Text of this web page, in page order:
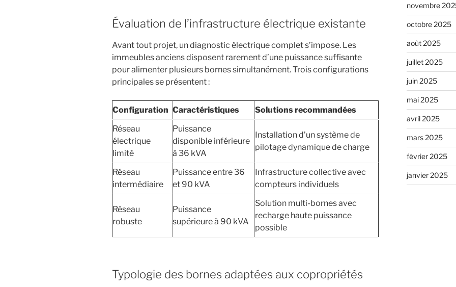
Évaluation de l’infrastructure électrique existante
Avant tout projet, un diagnostic électrique complet s’impose. Les
immeubles anciens disposent rarement d’une puissance suffisante
pour alimenter plusieurs bornes simultanément. Trois configurations
principales se présentent :
Configuration Caractéristiques
Solutions recommandées
Réseau
électrique
limité
Puissance
disponible inférieure
à 36 kVA
Installation d’un système de
pilotage dynamique de charge
Réseau
intermédiaire
Puissance entre 36
et 90 kVA
Infrastructure collective avec
compteurs individuels
Réseau
robuste
Puissance
supérieure à 90 kVA
Solution multi-bornes avec
recharge haute puissance
possible
Typologie des bornes adaptées aux copropriétés
novembre
octobre 2025
août 2025
juillet 2025
juin 2025
mai 2025
avril 2025
mars 2025
février 2025
janvier 2025